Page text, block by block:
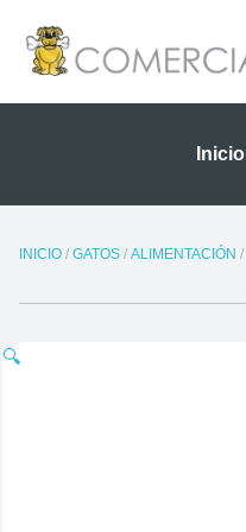
contenido
Inicio
INICIO / GATOS / ALIMENTACIÓN /
🔍